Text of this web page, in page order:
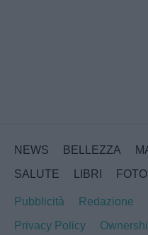
NEWS BELLEZZA
SALUTE
LIBRI
Pubblicità Redazione
Privacy Policy